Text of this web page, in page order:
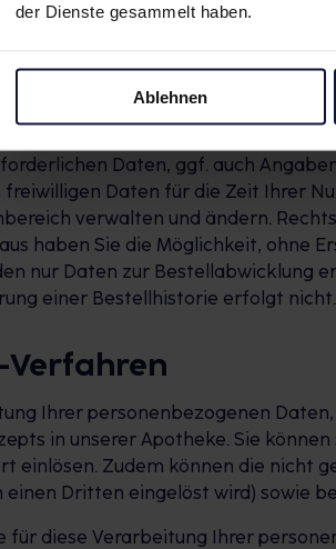
der Dienste gesammelt haben.
Ablehnen
Registrierung das sog. Double-
Zweck zugesandte
7 Tagen erfolgt, wird Ihre
Zugang und
sein, um unsere
Daten, ggf. auch
Daten für die Zeit Ihrer
verwalten und ändern.
haben Sie die Möglichkeit, ohne
nur Daten zur Bestellabwicklung
einer Bestellhistorie erfolgt nicht.
Verfahren
Ihrer personenbezogenen
in unserer Apotheke. Sie
einlösen. Zudem können die nicht
einen Dritten eingelöst wird) sowie
für diese Verarbeitung Ihrer